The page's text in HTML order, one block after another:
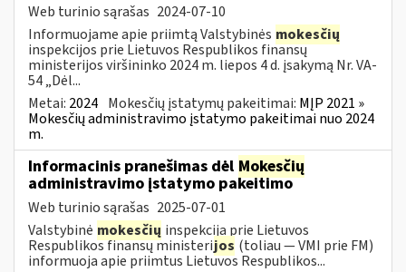
Web turinio sąrašas 2024-07-10
Informuojame apie priimtą Valstybinės mokesčių
inspekcijos prie Lietuvos Respublikos finansų
ministerijos viršininko 2024 m. liepos 4 d. įsakymą Nr. VA-
54 „Dėl...
Metai: 2024 Mokesčių įstatymų pakeitimai: MĮP 2021 »
Mokesčių administravimo įstatymo pakeitimai nuo 2024
m.
Informacinis pranešimas dėl Mokesčių
administravimo įstatymo pakeitimo
Web turinio sąrašas 2025-07-01
Valstybinė mokesčių inspekcija prie Lietuvos
Respublikos finansų ministerijos (toliau — VMI prie FM)
informuoja apie priimtus Lietuvos Respublikos...